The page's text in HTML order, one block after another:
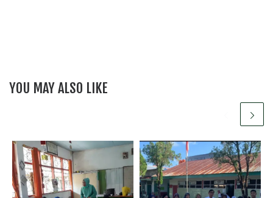
YOU MAY ALSO LIKE